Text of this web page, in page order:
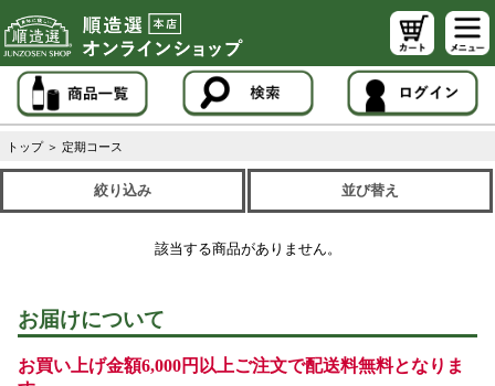
トップ ＞ 定期コース
絞り込み 並び替え
該当する商品がありません。